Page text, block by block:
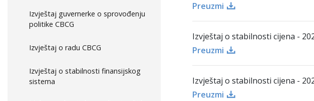
Izvještaj guvernerke o sprovođenju
politike CBCG
Izvještaj o radu CBCG
Izvještaj o stabilnosti finansijskog
sistema
Preuzmi
Izvještaj o stabilnosti cijena -
Preuzmi
Izvještaj o stabilnosti cijena -
Preuzmi